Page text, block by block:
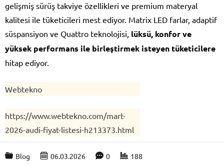
gelişmiş sürüş takviye özellikleri ve premium materyal
kalitesi ile tüketicileri mest ediyor. Matrix LED farlar, adaptif
süspansiyon ve Quattro teknolojisi, lüksü, konfor ve
yüksek performans ile birleştirmek isteyen tüketicilere
hitap ediyor.
Webtekno
https://www.webtekno.com/mart-
2026-audi-fiyat-listesi-h213373.html
Blog 06.03.2026 0 188